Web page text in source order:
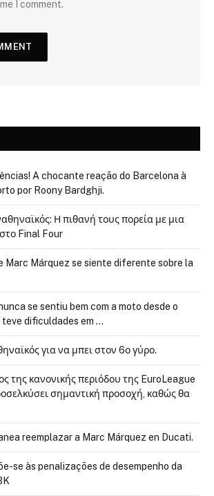
I comment.
A chocante reação do Barcelona à
por Roony Bardghji.
Η πιθανή τους πορεία με μια
Final Four
Marc Márquez se siente diferente sobre la
se sentiu bem com a moto desde o
teve dificuldades em …
για να μπει στον 6ο γύρο.
της κανονικής περιόδου της EuroLeague
σημαντική προσοχή, καθώς θα
reemplazar a Marc Márquez en Ducati.
se às penalizações de desempenho da